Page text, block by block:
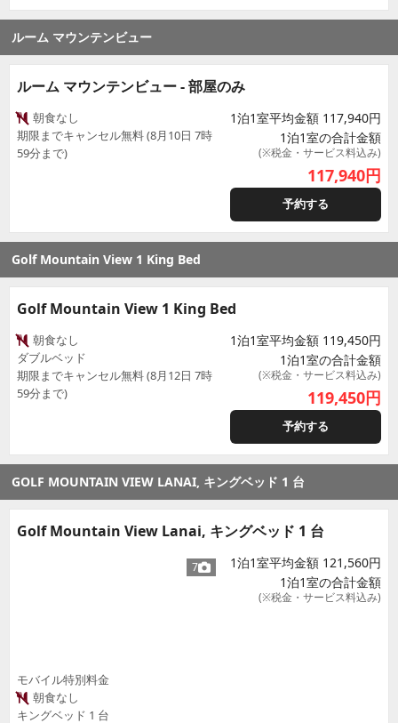
ルーム マウンテンビュー
ルーム マウンテンビュー - 部屋のみ
朝食なし
期限までキャンセル無料 (8月10日 7時
59分まで)
1泊1室平均金額 117,940円
1泊1室の合計金額
(※税金・サービス料込み)
117,940円
予約する
Golf Mountain View 1 King Bed
Golf Mountain View 1 King Bed
朝食なし
ダブルベッド
期限までキャンセル無料 (8月12日 7時
59分まで)
1泊1室平均金額 119,450円
1泊1室の合計金額
(※税金・サービス料込み)
119,450円
予約する
GOLF MOUNTAIN VIEW LANAI, キングベッド 1 台
Golf Mountain View Lanai, キングベッド 1 台
7
モバイル特別料金
朝食なし
キングベッド 1 台
1泊1室平均金額 121,560円
1泊1室の合計金額
(※税金・サービス料込み)